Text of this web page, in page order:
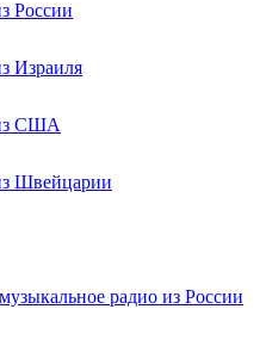
России
Израиля
США
Швейцарии
радио из России